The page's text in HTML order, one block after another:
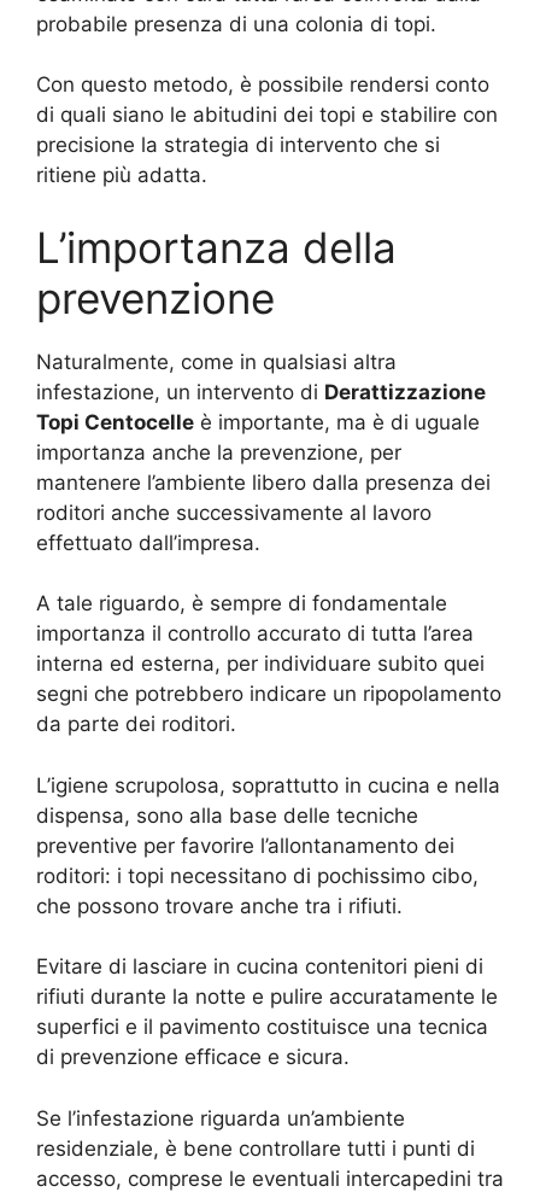
probabile presenza di una colonia di topi.
Con questo metodo, è possibile rendersi conto
di quali siano le abitudini dei topi e stabilire con
precisione la strategia di intervento che si
ritiene più adatta.
L’importanza della
prevenzione
Naturalmente, come in qualsiasi altra
infestazione, un intervento di Derattizzazione
Topi Centocelle è importante, ma è di uguale
importanza anche la prevenzione, per
mantenere l’ambiente libero dalla presenza dei
roditori anche successivamente al lavoro
effettuato dall’impresa.
A tale riguardo, è sempre di fondamentale
importanza il controllo accurato di tutta l’area
interna ed esterna, per individuare subito quei
segni che potrebbero indicare un ripopolamento
da parte dei roditori.
L’igiene scrupolosa, soprattutto in cucina e nella
dispensa, sono alla base delle tecniche
preventive per favorire l’allontanamento dei
roditori: i topi necessitano di pochissimo cibo,
che possono trovare anche tra i rifiuti.
Evitare di lasciare in cucina contenitori pieni di
rifiuti durante la notte e pulire accuratamente le
superfici e il pavimento costituisce una tecnica
di prevenzione efficace e sicura.
Se l’infestazione riguarda un’ambiente
residenziale, è bene controllare tutti i punti di
accesso, comprese le eventuali intercapedini tra